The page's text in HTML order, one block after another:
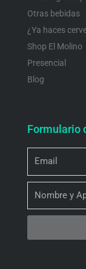
Otras bebidas
¿Ya haces
Shop El Molino
Presencial
Blog
Formulario